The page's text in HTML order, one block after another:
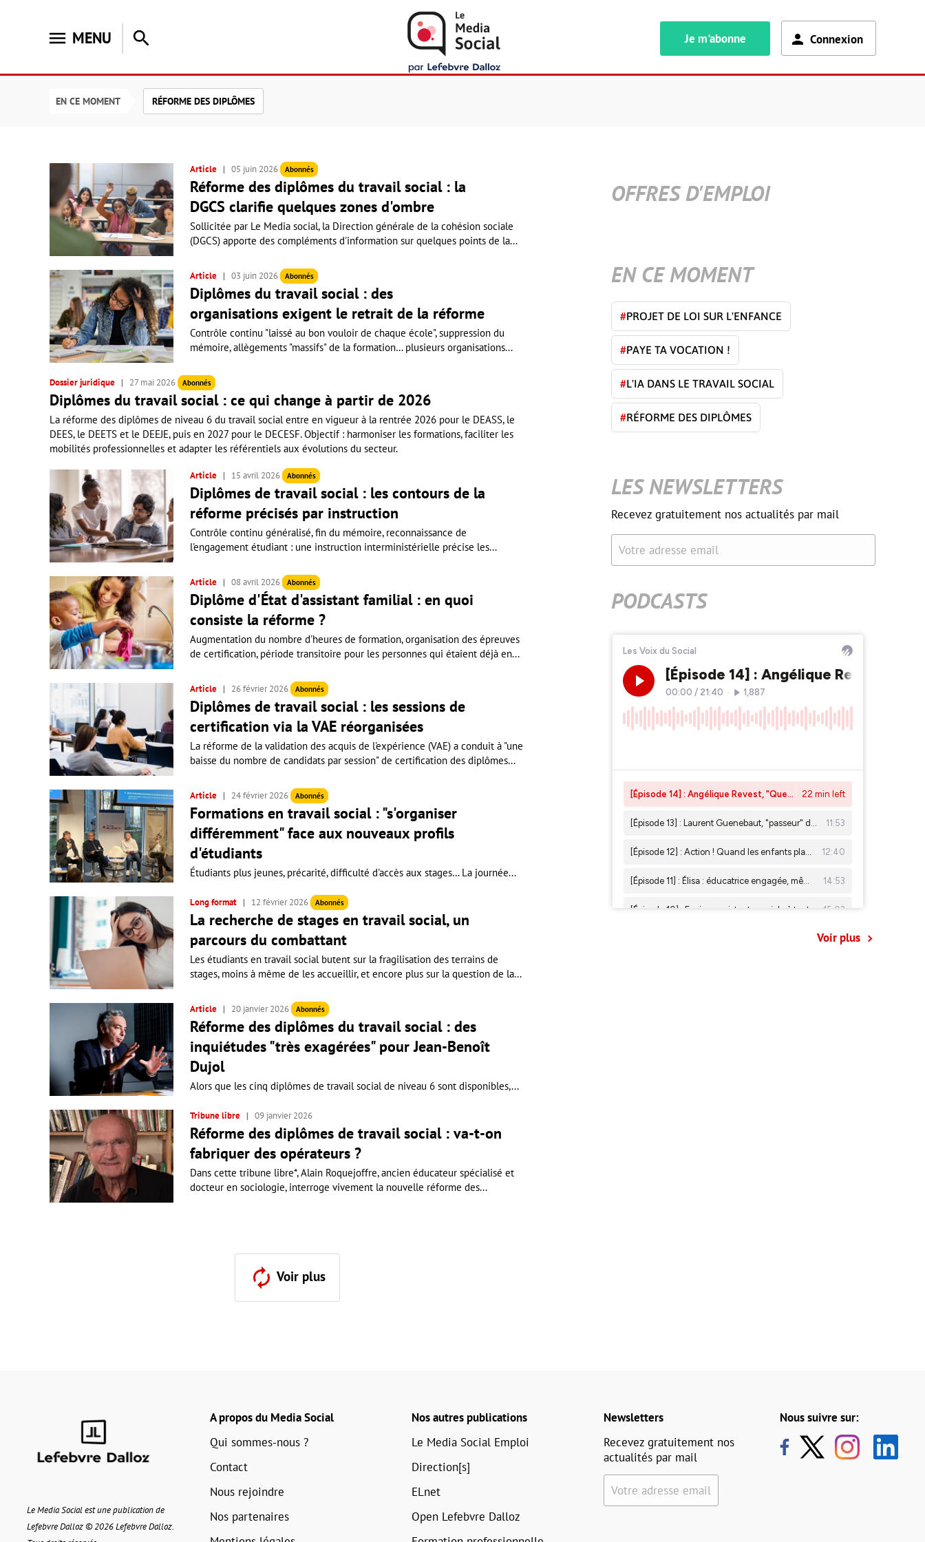
menu MENU search Je m'abonne Connexion
EN CE MOMENT RÉFORME DES DIPLÔMES
Article 05 juin 2026 Abonnés
Réforme des diplômes du travail social : la
DGCS clarifie quelques zones d'ombre
Sollicitée par Le Media social, la Direction générale de la cohésion sociale
(DGCS) apporte des compléments d'information sur quelques points de la...
Article 03 juin 2026 Abonnés
Diplômes du travail social : des
organisations exigent le retrait de la réforme
Contrôle continu "laissé au bon vouloir de chaque école", suppression du
mémoire, allègements "massifs" de la formation… plusieurs organisations...
Dossier juridique 27 mai 2026 Abonnés
Diplômes du travail social : ce qui change à partir de 2026
La réforme des diplômes de niveau 6 du travail social entre en vigueur à la rentrée 2026 pour le DEASS, le
DEES, le DEETS et le DEEJE, puis en 2027 pour le DECESF. Objectif : harmoniser les formations, faciliter les
mobilités professionnelles et adapter les référentiels aux évolutions du secteur.
Article 15 avril 2026 Abonnés
Diplômes de travail social : les contours de la
réforme précisés par instruction
Contrôle continu généralisé, fin du mémoire, reconnaissance de
l'engagement étudiant : une instruction interministérielle précise les...
Article 08 avril 2026 Abonnés
Diplôme d'État d'assistant familial : en quoi
consiste la réforme ?
Augmentation du nombre d'heures de formation, organisation des épreuves
de certification, période transitoire pour les personnes qui étaient déjà en...
Article 26 février 2026 Abonnés
Diplômes de travail social : les sessions de
certification via la VAE réorganisées
La réforme de la validation des acquis de l'expérience (VAE) a conduit à "une
baisse du nombre de candidats par session" de certification des diplômes...
Article 24 février 2026 Abonnés
Formations en travail social : "s'organiser
différemment" face aux nouveaux profils
d'étudiants
Étudiants plus jeunes, précarité, difficulté d'accès aux stages… La journée...
Long format 12 février 2026 Abonnés
La recherche de stages en travail social, un
parcours du combattant
Les étudiants en travail social butent sur la fragilisation des terrains de
stages, moins à même de les accueillir, et encore plus sur la question de la...
Article 20 janvier 2026 Abonnés
Réforme des diplômes du travail social : des
inquiétudes "très exagérées" pour Jean-Benoît
Dujol
Alors que les cinq diplômes de travail social de niveau 6 sont disponibles,...
Tribune libre 09 janvier 2026
Réforme des diplômes de travail social : va-t-on
fabriquer des opérateurs ?
Dans cette tribune libre*, Alain Roquejoffre, ancien éducateur spécialisé et
docteur en sociologie, interroge vivement la nouvelle réforme des...
Voir plus
OFFRES D'EMPLOI
EN CE MOMENT
#PROJET DE LOI SUR L'ENFANCE
#PAYE TA VOCATION !
#L'IA DANS LE TRAVAIL SOCIAL
#RÉFORME DES DIPLÔMES
LES NEWSLETTERS
Recevez gratuitement nos actualités par mail
Votre adresse email
PODCASTS
Voir plus
Le Media Social est une publication de
Lefebvre Dalloz © 2026 Lefebvre Dalloz.
A propos du Media Social
Qui sommes-nous ?
Contact
Nous rejoindre
Nos partenaires
Nos autres publications
Le Media Social Emploi
Direction[s]
ELnet
Open Lefebvre Dalloz
Newsletters
Recevez gratuitement nos
actualités par mail
Votre adresse email
Nous suivre sur: